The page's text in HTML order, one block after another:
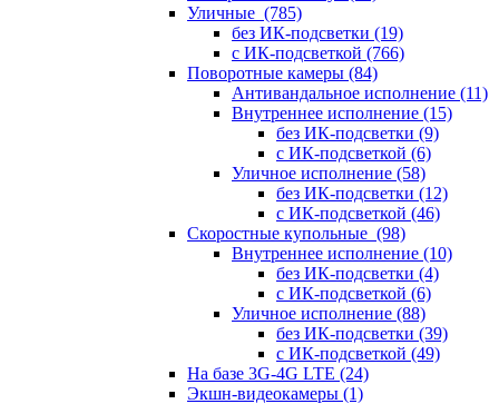
Уличные (785)
без ИК-подсветки (19)
с ИК-подсветкой (766)
Поворотные камеры (84)
Антивандальное исполнение (11)
Внутреннее исполнение (15)
без ИК-подсветки (9)
с ИК-подсветкой (6)
Уличное исполнение (58)
без ИК-подсветки (12)
с ИК-подсветкой (46)
Скоростные купольные (98)
Внутреннее исполнение (10)
без ИК-подсветки (4)
с ИК-подсветкой (6)
Уличное исполнение (88)
без ИК-подсветки (39)
с ИК-подсветкой (49)
На базе 3G-4G LTE (24)
Экшн-видеокамеры (1)